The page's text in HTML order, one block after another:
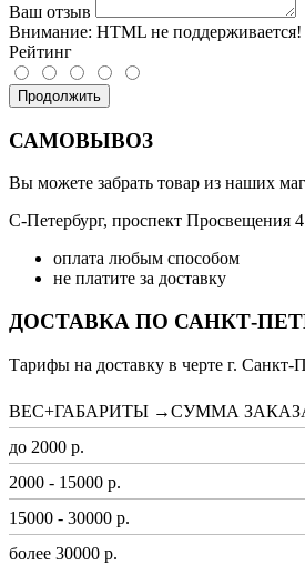
Ваш отзыв
Внимание: HTML не
Рейтинг
Продолжить
САМОВЫВОЗ
Вы можете забрать товар из наших
С-Петербург, проспект
оплата любым способом
не платите за доставку
ДОСТАВКА ПО САНКТ-
Тарифы на доставку в черте г. Санкт-
ВЕС+ГАБАРИТЫ →СУММА
до 2000 р.
2000 - 15000 р.
15000 - 30000 р.
более 30000 р.